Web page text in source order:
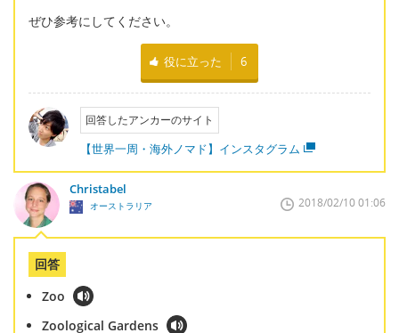
ぜひ参考にしてください。
役に立った 6
回答したアンカーのサイト
【世界一周・海外ノマド】インスタグラム
Christabel
オーストラリア 2018/02/10 01:06
回答
Zoo
Zoological Gardens